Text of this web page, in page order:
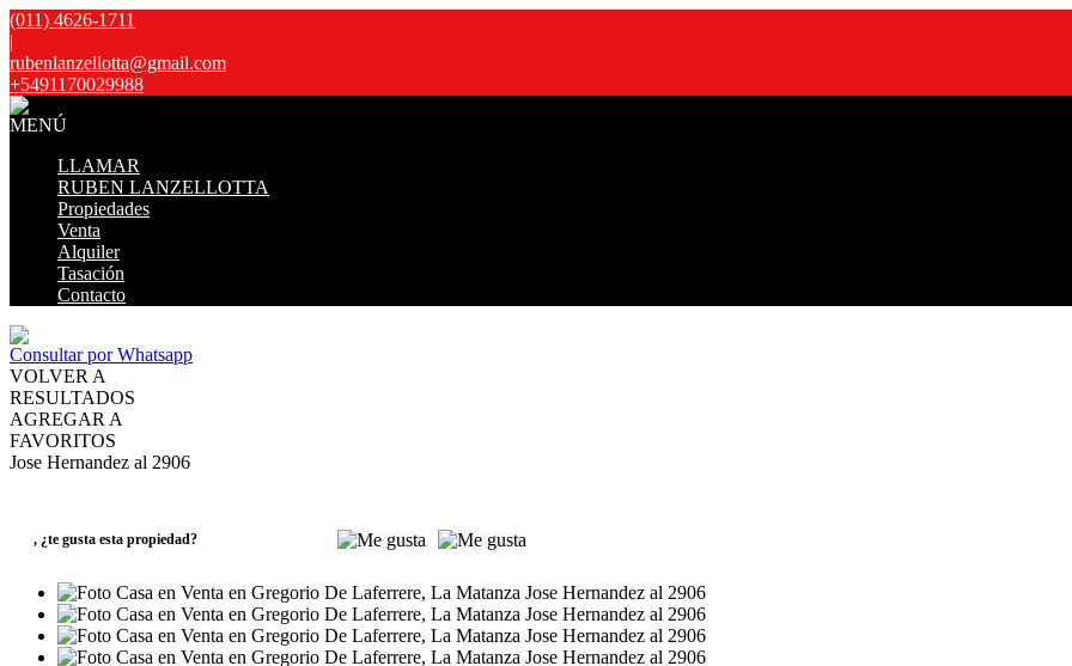
(011) 4626-1711
|
rubenlanzellotta@gmail.com
+5491170029988
MENÚ
LLAMAR
RUBEN LANZELLOTTA
Propiedades
Venta
Alquiler
Tasación
Contacto
Consultar por Whatsapp
VOLVER A
RESULTADOS
AGREGAR A
FAVORITOS
Jose Hernandez al 2906
, ¿te gusta esta propiedad?